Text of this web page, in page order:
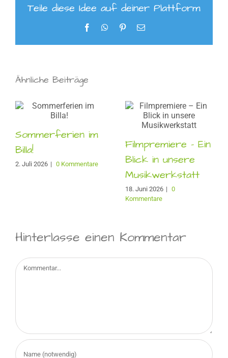
Teile diese Idee auf deiner Plattform
FacebookWhatsApp
Pinterest
E-
Ähnliche Beiträge
Sommerferien im
Billa!
2. Juli 2026 | 0 Kommentare
Filmpremiere – Ein
Blick in unsere
Musikwerkstatt
18. Juni 2026 | 0
Kommentare
Hinterlasse einen Kommentar
Kommentar